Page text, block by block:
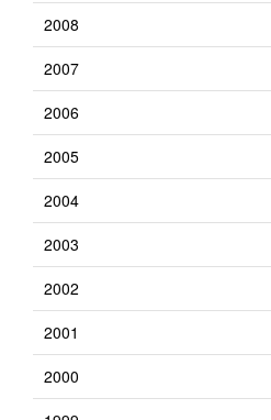
2008
2007
2006
2005
2004
2003
2002
2001
2000